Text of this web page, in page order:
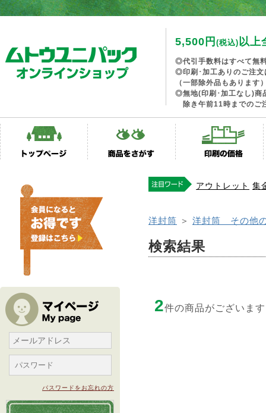
5,500円 (税込)以上
◎代引手数料はすべて無
◎印刷･加工ありのご注文
（一部除外品もあります
◎無地(印刷･加工なし)商
除き午前11時までのご
パスワードをお忘れの方
アウトレット 集
洋封筒 ＞ 洋封筒 その他
検索結果
2件の商品がございま